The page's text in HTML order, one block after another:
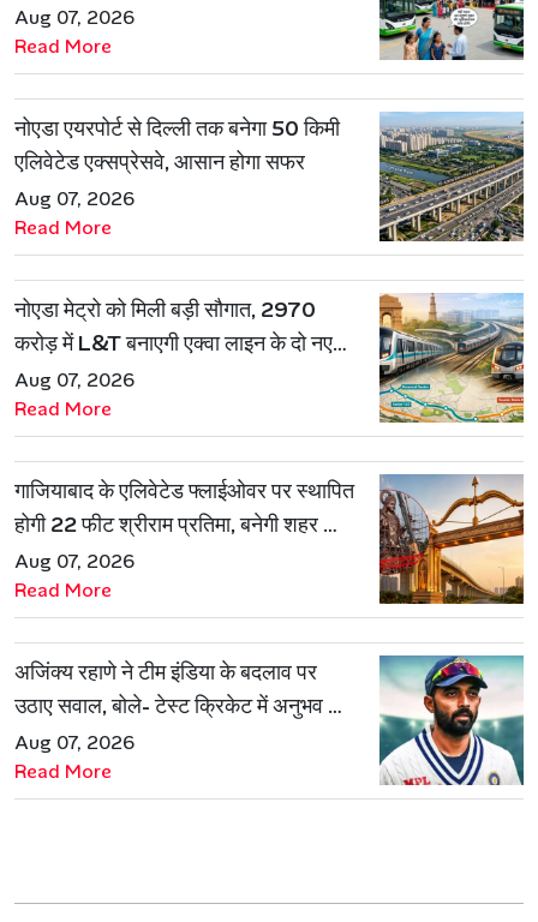
Aug 07, 2026
Read More
नोएडा एयरपोर्ट से दिल्ली तक बनेगा 50 किमी
एलिवेटेड एक्सप्रेसवे, आसान होगा सफर
Aug 07, 2026
Read More
नोएडा मेट्रो को मिली बड़ी सौगात, 2970
करोड़ में L&T बनाएगी एक्वा लाइन के दो नए
रूट
Aug 07, 2026
Read More
गाजियाबाद के एलिवेटेड फ्लाईओवर पर स्थापित
होगी 22 फीट श्रीराम प्रतिमा, बनेगी शहर की
नई पहचान
Aug 07, 2026
Read More
अजिंक्य रहाणे ने टीम इंडिया के बदलाव पर
उठाए सवाल, बोले- टेस्ट क्रिकेट में अनुभव की
जरूरत हमेशा रहेगी
Aug 07, 2026
Read More